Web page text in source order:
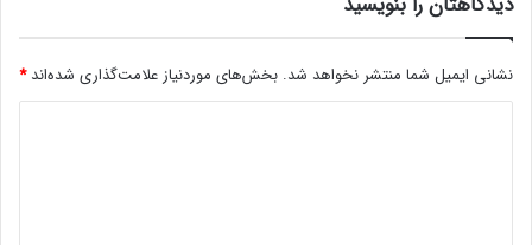
ی‌
ر
و
نشانی ایمیل شما منتشر نخواهد شد. بخش‌های موردنیاز علامت‌گذاری شده‌اند*